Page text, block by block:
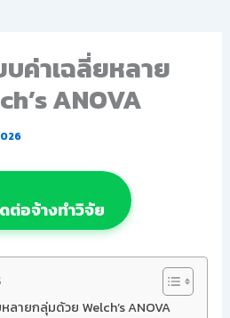
บค่าเฉลี่ยหลาย
ANOVA
ต่อจ้างทำวิจัย
ลายกลุ่มด้วย Welch’s ANOVA